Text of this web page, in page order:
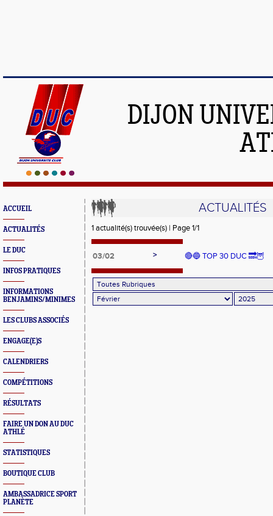
DIJON
ACCUEIL
ACTUALITÉS
LE DUC
INFOS PRATIQUES
INFORMATIONS
BENJAMINS/MINIMES
LES CLUBS ASSOCIÉS
ENGAGE(E)S
CALENDRIERS
COMPÉTITIONS
RÉSULTATS
FAIRE UN DON AU DUC
ATHLÉ
STATISTIQUES
BOUTIQUE CLUB
AMBASSADRICE SPORT
PLANÈTE
ACTUALITÉS
1 actualité(s) trouvée(s) | Page 1/1
03/02 > 🔴🔵 TOP 30 DUC 🔜🦉